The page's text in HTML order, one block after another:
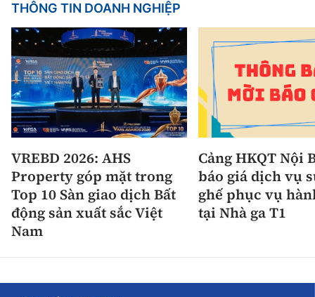
THÔNG TIN DOANH NGHIỆP
VREBD 2026: AHS
Property góp mặt trong
Top 10 Sàn giao dịch Bất
động sản xuất sắc Việt
Nam
Cảng HKQT Nội
báo giá dịch vụ
ghế phục vụ
tại Nhà ga T1